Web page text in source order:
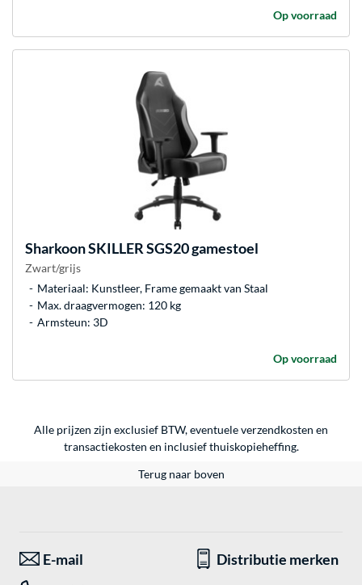
Op voorraad
SharkoonSKILLER SGS20 gamestoel
Zwart/grijs
Materiaal: Kunstleer, Frame gemaakt van Staal
Max. draagvermogen: 120 kg
Armsteun: 3D
Op voorraad
Alle prijzen zijn exclusief BTW, eventuele verzendkosten en
transactiekosten en inclusief thuiskopieheffing.
Terug naar boven
E-mail
Distributie merken